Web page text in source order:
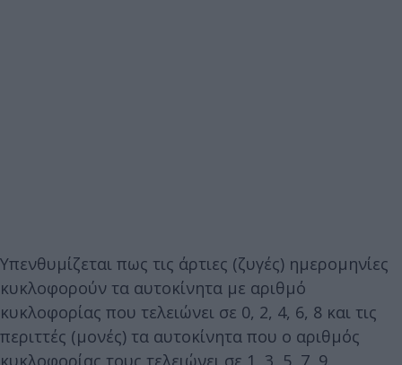
Υπενθυμίζεται πως τις άρτιες (ζυγές) ημερομηνίες
κυκλοφορούν τα αυτοκίνητα με αριθμό
κυκλοφορίας που τελειώνει σε 0, 2, 4, 6, 8 και τις
περιττές (μονές) τα αυτοκίνητα που ο αριθμός
κυκλοφορίας τους τελειώνει σε 1, 3, 5, 7, 9.